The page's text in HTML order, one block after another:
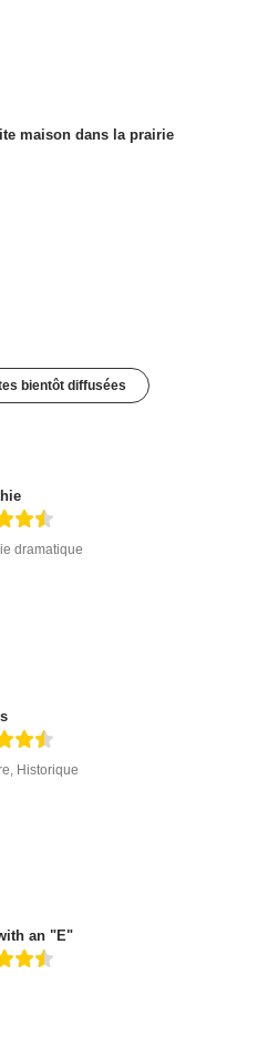
maison dans la prairie
bientôt diffusées
dramatique
Historique
an "E"